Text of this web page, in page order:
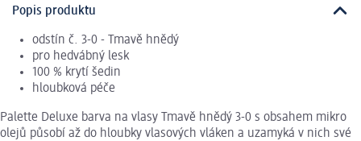
Popis produktu
odstín č. 3-0 - Tmavě hnědý
pro hedvábný lesk
100 % krytí šedin
hloubková péče
Palette Deluxe barva na vlasy Tmavě hnědý 3-0 s obsahem mikro
olejů působí až do hloubky vlasových vláken a uzamyká v nich své